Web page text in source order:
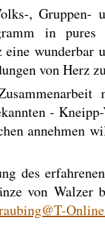
, Gruppen-
in
von Herz
-
annehmen
des
von